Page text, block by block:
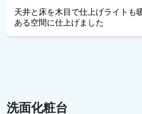
天井と床を木目で仕上げライトも
ある空間に仕上げました
洗面化粧台